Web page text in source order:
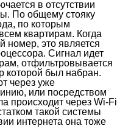
в отсутствии
По общему стояку
по которым
квартирам. Когда
номер, это является
Сигнал идет
отфильтровывается
которой был набран.
через уже
или посредством
происходит через Wi-Fi
такой системы
интернета она тоже